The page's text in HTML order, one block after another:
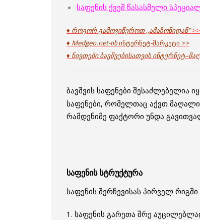
საფენის ქვეშ წასასმელი
♦ როგორ გამოვიწეროთ ,,ამაზონიდან”>>
♦ Medgeo.net-ისინტერნეტ-მარკეტი >>
♦ ნივთები ბავშვებისათვის ინტერნეტ–
ბავშვის საფენები შესაძლებელია
საფენები, რომელთაც აქვთ მაღალი
რამდენიმე ფაქტორი უნდა
საფენის სტრუქტურა
საფენის შერჩევისას პირველ
1. საფენის გარეთა შრე